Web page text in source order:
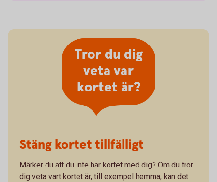
Tror du dig
veta var
kortet är?
Stäng kortet tillfälligt
Märker du att du inte har kortet med dig? Om du tror
dig veta vart kortet är, till exempel hemma, kan det